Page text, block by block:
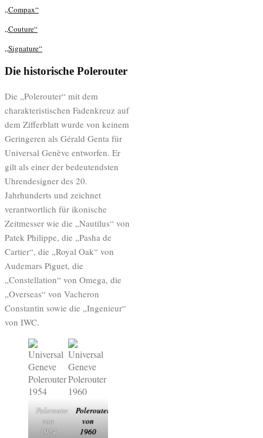
„Compax“
„Couture“
„Signature“
Die historische Polerouter
Die „Polerouter“ mit dem
charakteristischen Fadenkreuz auf
dem Zifferblatt wurde von keinem
Geringeren als Gérald Genta für
Universal Genève entworfen. Er
gilt als einer der bedeutendsten
Uhrendesigner des 20.
Jahrhunderts und zeichnet
verantwortlich für ikonische
Zeitmesser wie die „Nautilus“ von
Patek Philippe, die „Pasha de
Cartier“, die „Royal Oak“ von
Audemars Piguet, die
„Constellation“ von Omega, die
„Overseas“ von Vacheron
Constantin sowie die „Ingenieur“
von IWC.
Polerouter
von
1954
Polerouter
von
1960